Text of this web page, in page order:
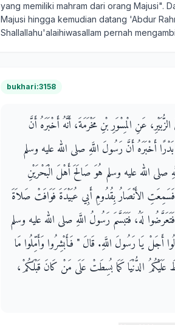
yang memiliki mahram dari orang Majusi".
Majusi hingga kemudian datang 'Abdur
Shallallahu'alaihiwasallam pernah
bukhari:3158
عَنِ الْمِسْوَرِ بْنِ مَخْرَمَةَ، أَنَّهُ أَخْبَرَهُ أَنَّ
أَخْبَرَهُ أَنَّ رَسُولَ اللَّهِ صلى الله عليه وسلم
صلى الله عليه وسلم هُوَ صَالَحَ أَهْلَ الْبَحْرَيْنِ
فَسَمِعَتِ الأَنْصَارُ بِقُدُومِ أَبِي عُبَيْدَةَ فَوَافَتْ صَلاَةَ
لَهُ، فَتَبَسَّمَ رَسُولُ اللَّهِ صلى الله عليه وسلم
أَجَلْ يَا رَسُولَ اللَّهِ‏.‏ قَالَ ‏"‏ فَأَبْشِرُوا وَأَمِّلُوا مَا
الدُّنْيَا كَمَا بُسِطَتْ عَلَى مَنْ كَانَ قَبْلَكُمْ،